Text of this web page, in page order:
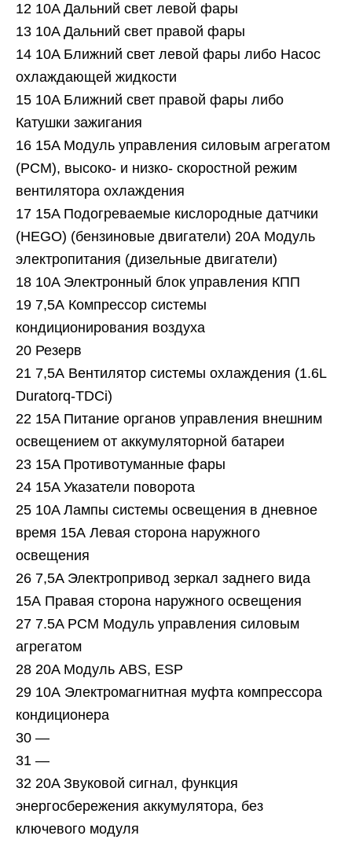
12 10A Дальний свет левой фары
13 10A Дальний свет правой фары
14 10A Ближний свет левой фары либо Насос
охлаждающей жидкости
15 10A Ближний свет правой фары либо
Катушки зажигания
16 15A Модуль управления силовым агрегатом
(PCM), высоко- и низко- скоростной режим
вентилятора охлаждения
17 15A Подогреваемые кислородные датчики
(HEGO) (бензиновые двигатели) 20А Модуль
электропитания (дизельные двигатели)
18 10A Электронный блок управления КПП
19 7,5А Компрессор системы
кондиционирования воздуха
20 Резерв
21 7,5А Вентилятор системы охлаждения (1.6L
Duratorq-TDCi)
22 15A Питание органов управления внешним
освещением от аккумуляторной батареи
23 15A Противотуманные фары
24 15A Указатели поворота
25 10A Лампы системы освещения в дневное
время 15А Левая сторона наружного
освещения
26 7,5A Электропривод зеркал заднего вида
15А Правая сторона наружного освещения
27 7.5A PCM Модуль управления силовым
агрегатом
28 20A Модуль ABS, ESP
29 10А Электромагнитная муфта компрессора
кондиционера
30 —
31 —
32 20A Звуковой сигнал, функция
энергосбережения аккумулятора, без
ключевого модуля